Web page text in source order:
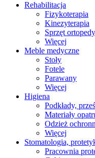
Rehabilitacja
Fizykoterapia
Kinezyterapia
Sprzęt
Więcej
Meble medyczne
Stoły
Fotele
Parawany
Więcej
Higiena
Podkłady,
Materiały
Odzież
Więcej
Stomatologia,
Pracownia